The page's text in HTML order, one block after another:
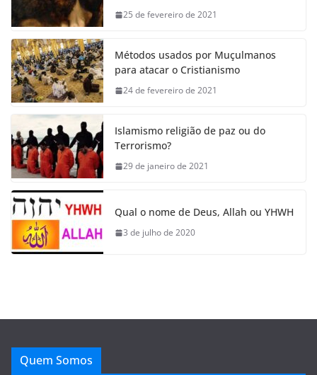
25 de fevereiro de 2021
Métodos usados por Muçulmanos
para atacar o Cristianismo
24 de fevereiro de 2021
Islamismo religião de paz ou do
Terrorismo?
29 de janeiro de 2021
Qual o nome de Deus, Allah ou YHWH
3 de julho de 2020
Quem Somos